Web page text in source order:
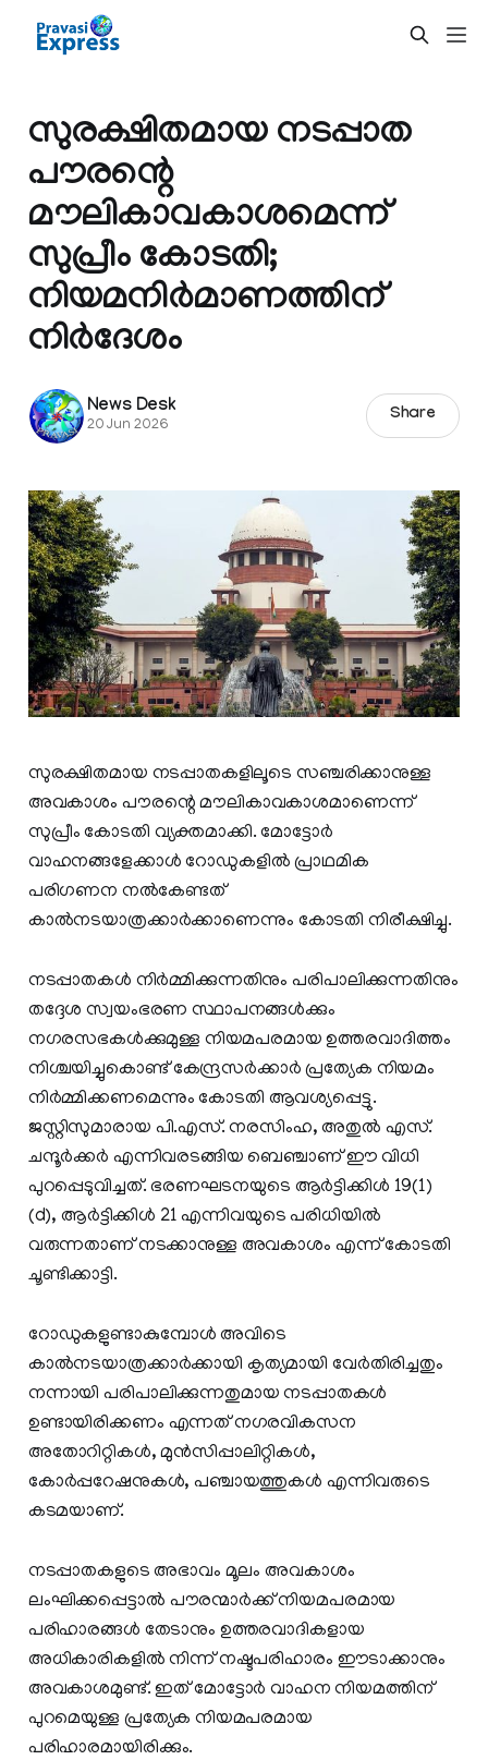
സുരക്ഷിതമായ നടപ്പാത
പൗരന്റെ
മൗലികാവകാശമെന്ന്
സുപ്രീം കോടതി;
നിയമനിർമാണത്തിന്
നിർദേശം
News Desk
20 Jun 2026
Share
സുരക്ഷിതമായ നടപ്പാതകളിലൂടെ സഞ്ചരിക്കാനുള്ള
അവകാശം പൗരന്റെ മൗലികാവകാശമാണെന്ന്
സുപ്രീം കോടതി വ്യക്തമാക്കി. മോട്ടോർ
വാഹനങ്ങളേക്കാൾ റോഡുകളിൽ പ്രാഥമിക
പരിഗണന നൽകേണ്ടത്
കാൽനടയാത്രക്കാർക്കാണെന്നും കോടതി നിരീക്ഷിച്ചു.
നടപ്പാതകൾ നിർമ്മിക്കുന്നതിനും പരിപാലിക്കുന്നതിനും
തദ്ദേശ സ്വയംഭരണ സ്ഥാപനങ്ങൾക്കും
നഗരസഭകൾക്കുമുള്ള നിയമപരമായ ഉത്തരവാദിത്തം
നിശ്ചയിച്ചുകൊണ്ട് കേന്ദ്രസർക്കാർ പ്രത്യേക നിയമം
നിർമ്മിക്കണമെന്നും കോടതി ആവശ്യപ്പെട്ടു.
ജസ്റ്റിസുമാരായ പി.എസ്. നരസിംഹ, അതുൽ എസ്.
ചന്ദൂർക്കർ എന്നിവരടങ്ങിയ ബെഞ്ചാണ് ഈ വിധി
പുറപ്പെടുവിച്ചത്. ഭരണഘടനയുടെ ആർട്ടിക്കിൾ 19(1)
(d), ആർട്ടിക്കിൾ 21 എന്നിവയുടെ പരിധിയിൽ
വരുന്നതാണ് നടക്കാനുള്ള അവകാശം എന്ന് കോടതി
ചൂണ്ടിക്കാട്ടി.
റോഡുകളുണ്ടാകുമ്പോൾ അവിടെ
കാൽനടയാത്രക്കാർക്കായി കൃത്യമായി വേർതിരിച്ചതും
നന്നായി പരിപാലിക്കുന്നതുമായ നടപ്പാതകൾ
ഉണ്ടായിരിക്കണം എന്നത് നഗരവികസന
അതോറിറ്റികൾ, മുൻസിപ്പാലിറ്റികൾ,
കോർപ്പറേഷനുകൾ, പഞ്ചായത്തുകൾ എന്നിവരുടെ
കടമയാണ്.
നടപ്പാതകളുടെ അഭാവം മൂലം അവകാശം
ലംഘിക്കപ്പെട്ടാൽ പൗരന്മാർക്ക് നിയമപരമായ
പരിഹാരങ്ങൾ തേടാനും ഉത്തരവാദികളായ
അധികാരികളിൽ നിന്ന് നഷ്ടപരിഹാരം ഈടാക്കാനും
അവകാശമുണ്ട്. ഇത് മോട്ടോർ വാഹന നിയമത്തിന്
പുറമെയുള്ള പ്രത്യേക നിയമപരമായ
പരിഹാരമായിരിക്കും.